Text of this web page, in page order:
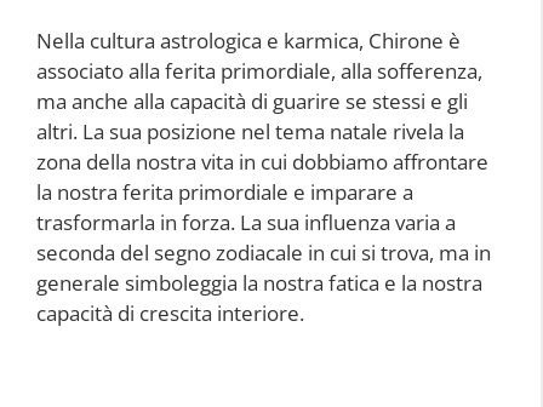
Nella cultura astrologica e karmica, Chirone è
associato alla ferita primordiale, alla sofferenza,
ma anche alla capacità di guarire se stessi e gli
altri. La sua posizione nel tema natale rivela la
zona della nostra vita in cui dobbiamo affrontare
la nostra ferita primordiale e imparare a
trasformarla in forza. La sua influenza varia a
seconda del segno zodiacale in cui si trova, ma in
generale simboleggia la nostra fatica e la nostra
capacità di crescita interiore.